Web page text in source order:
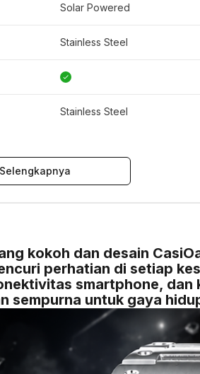
Solar Powered
Stainless Steel
Stainless Steel
Selengkapnya
kokoh dan desain
perhatian di setiap
smartphone, dan
sempurna untuk gaya